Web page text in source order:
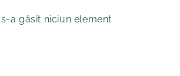
a găsit niciun element